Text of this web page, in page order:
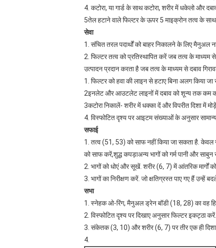
4. कटोरा, या गार्ड के साथ कटोरा, शरीर में धकेलो
5तेल हटाने वाले फिल्टर के ऊपर 5 माइक्रोन तत्व के
सेवा
1. संचित तरल पदार्थों को बाहर निकालने के लिए मैनुअल
2. फिल्टर तत्व को प्रतिस्थापित करें जब तत्व के
उत्पादन प्रदान करता है जब तत्व के माध्यम से दबाव
1. फिल्टर को हवा की लाइन से हटाए बिना अलग किया
2इनलेट और आउटलेट लाइनों में दबाव को शून्य तक कम
3कटोरा निकालें- शरीर में धक्का दें और विपरीत दिशा में
4. विस्फोटित दृश्य पर आइटम संख्याओं के अनुसार
सफाई
1. तत्व (51, 53) को साफ नहीं किया जा सकता है.
को साफ करें,शुद्ध कपड़ाअन्य भागों को गर्म पानी और
2. भागों को धोएं और सूखें. शरीर (6, 7) में आंतरिक मार्गों
3. भागों का निरीक्षण करें. जो क्षतिग्रस्त पाए गए हैं उन्हें
सभा
1. स्नेहक ओ-रिंग, मैनुअल ड्रेन बॉडी (18, 28) का वह
2. विस्फोटित दृश्य पर दिखाए अनुसार फिल्टर इकट्ठा करें.
3. संकेतक (3, 10) और शरीर (6, 7) पर तीर एक ही दिशा
4.